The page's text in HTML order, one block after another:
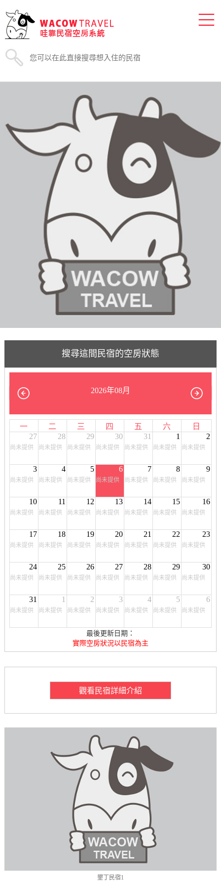
搜尋這間民宿的空房狀態
2026年08月
一 二 三 四 五 六
日
27
尚未提供
28
尚未提供
29
尚未提供
30
尚未提供
31
尚未提供
1
尚未提供
2
尚未提供
3
尚未提供
4
尚未提供
5
尚未提供
6
尚未提供
7
尚未提供
8
尚未提供
9
尚未提供
10
尚未提供
11
尚未提供
12
尚未提供
13
尚未提供
14
尚未提供
15
尚未提供
16
尚未提供
17
尚未提供
18
尚未提供
19
尚未提供
20
尚未提供
21
尚未提供
22
尚未提供
23
尚未提供
24
尚未提供
25
尚未提供
26
尚未提供
27
尚未提供
28
尚未提供
29
尚未提供
30
尚未提供
31
尚未提供
1
尚未提供
2
尚未提供
3
尚未提供
4
尚未提供
5
尚未提供
6
尚未提供
最後更新日期：
實際空房狀況以民宿為主
觀看民宿詳細介紹
墾丁民宿1